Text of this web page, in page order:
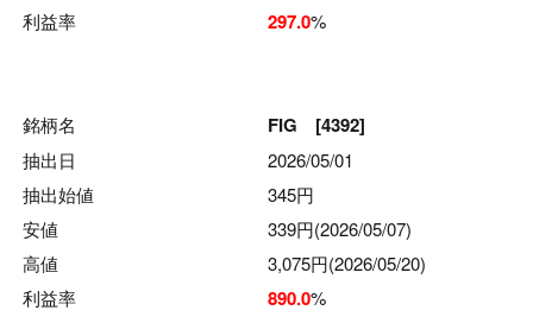
利益率
297.0%
銘柄名 FIG [4392]
抽出日
2026/05/01
抽出始値
345円
安値
339円(2026/05/07)
高値
3,075円(2026/05/20)
利益率
890.0%